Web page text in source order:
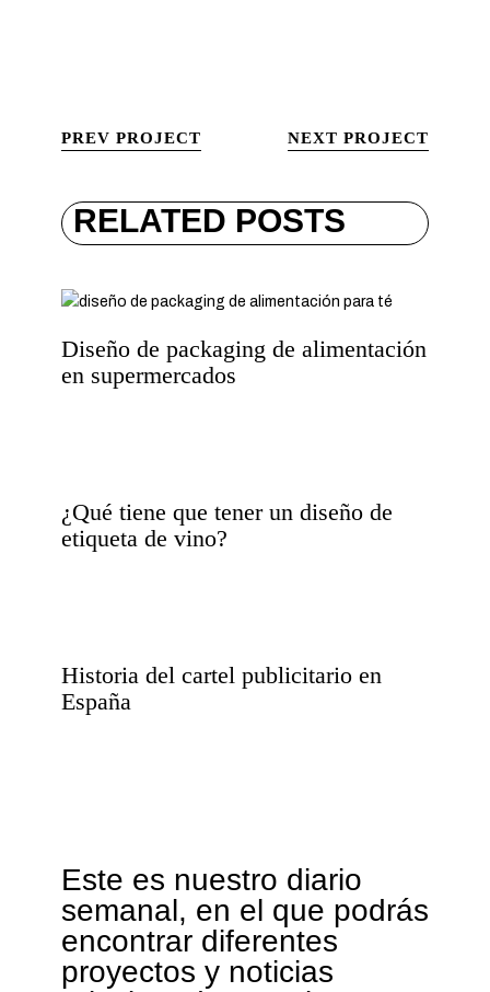
PREV PROJECT NEXT PROJECT
RELATED POSTS
Diseño de packaging de alimentación
en supermercados
¿Qué tiene que tener un diseño de
etiqueta de vino?
Historia del cartel publicitario en
España
Este es nuestro diario
semanal, en el que podrás
encontrar diferentes
proyectos y noticias